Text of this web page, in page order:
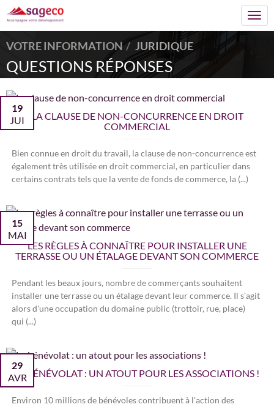
VOTRE INFORMATION JURIDIQUE
QUESTIONS RÉPONSES
LA CLAUSE DE NON-CONCURRENCE EN DROIT
COMMERCIAL
19
JUI
Bien connue en droit du travail, la clause de non-concurrence est
également très utilisée en droit commercial, en particulier dans
certains contrats tels que la vente de fonds de commerce, la (...)
LES RÈGLES À CONNAÎTRE POUR INSTALLER UNE
TERRASSE OU UN ÉTALAGE DEVANT SON COMMERCE
15
MAI
Pendant les beaux jours, nombre de commerçants souhaitent
installer une terrasse ou un étalage devant leur commerce. Il s'agit
alors d'une occupation du domaine public (trottoir, rue, place)
qui (...)
LE BÉNÉVOLAT : UN ATOUT POUR LES ASSOCIATIONS !
29
AVR
Environ 10 millions de bénévoles contribuent à l'action des